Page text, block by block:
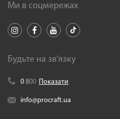
Ми в соцмережах
Будьте на зв'язку
0 800 Показати
info@procraft.ua